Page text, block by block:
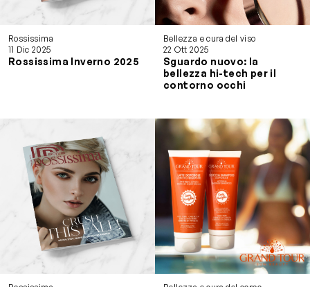
Rossissima
11 Dic 2025
Rossissima Inverno 2025
Bellezza e cura del viso
22 Ott 2025
Sguardo nuovo: la
bellezza hi-tech per il
contorno occhi